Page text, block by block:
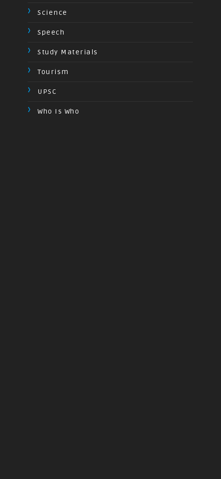
Science
Speech
Study Materials
Tourism
UPSC
Who Is Who